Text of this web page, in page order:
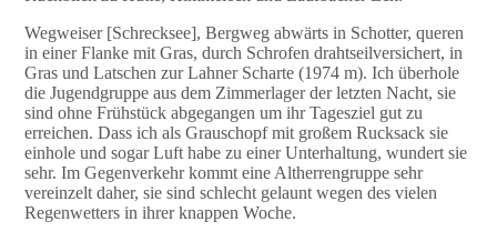
Wegweiser [Schrecksee], Bergweg abwärts in Schotter, queren
in einer Flanke mit Gras, durch Schrofen drahtseilversichert, in
Gras und Latschen zur Lahner Scharte (1974 m). Ich überhole
die Jugendgruppe aus dem Zimmerlager der letzten Nacht, sie
sind ohne Frühstück abgegangen um ihr Tagesziel gut zu
erreichen. Dass ich als Grauschopf mit großem Rucksack sie
einhole und sogar Luft habe zu einer Unterhaltung, wundert sie
sehr. Im Gegenverkehr kommt eine Altherrengruppe sehr
vereinzelt daher, sie sind schlecht gelaunt wegen des vielen
Regenwetters in ihrer knappen Woche.